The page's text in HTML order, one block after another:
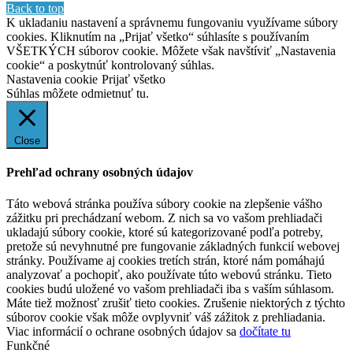
Back to top
K ukladaniu nastavení a správnemu fungovaniu využívame súbory
cookies. Kliknutím na „Prijať všetko“ súhlasíte s používaním
VŠETKÝCH súborov cookie. Môžete však navštíviť „Nastavenia
cookie“ a poskytnúť kontrolovaný súhlas.
Nastavenia cookie Prijať všetko
Súhlas môžete odmietnuť tu.
Close
Prehľad ochrany osobných údajov
Táto webová stránka používa súbory cookie na zlepšenie vášho
zážitku pri prechádzaní webom. Z nich sa vo vašom prehliadači
ukladajú súbory cookie, ktoré sú kategorizované podľa potreby,
pretože sú nevyhnutné pre fungovanie základných funkcií webovej
stránky. Používame aj cookies tretích strán, ktoré nám pomáhajú
analyzovať a pochopiť, ako používate túto webovú stránku. Tieto
cookies budú uložené vo vašom prehliadači iba s vaším súhlasom.
Máte tiež možnosť zrušiť tieto cookies. Zrušenie niektorých z týchto
súborov cookie však môže ovplyvniť váš zážitok z prehliadania.
Viac informácií o ochrane osobných údajov sa dočítate tu
Funkčné